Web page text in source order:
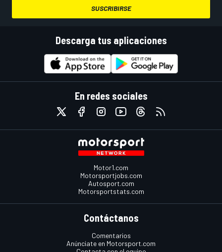
SUSCRIBIRSE
Descarga tus aplicaciones
En redes sociales
Motor1.com
Motorsportjobs.com
Autosport.com
Motorsportstats.com
Contáctanos
Comentarios
Anúnciate en Motorsport.com